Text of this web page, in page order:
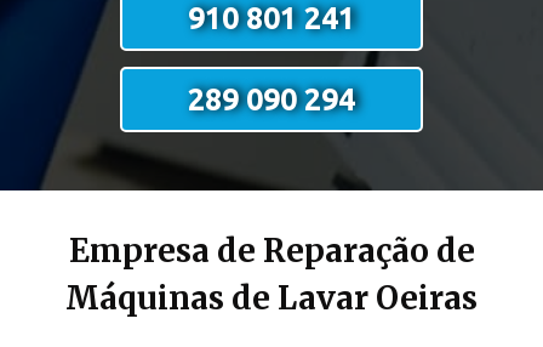
910 801 241
289 090 294
Empresa de Reparação de
Máquinas de Lavar Oeiras